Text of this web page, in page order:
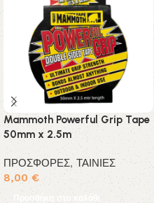
Mammoth Powerful Grip Tape
50mm x 2.5m
ΠΡΟΣΦΟΡΕΣ,ΤΑΙΝΙΕΣ
8,00 €
Προσθήκη στο καλάθι